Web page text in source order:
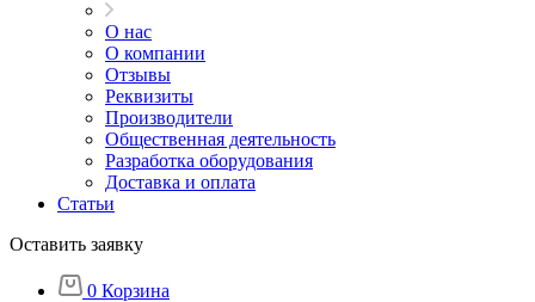
О нас
О компании
Отзывы
Реквизиты
Производители
Общественная деятельность
Разработка оборудования
Доставка и оплата
Статьи
Оставить заявку
0 Корзина